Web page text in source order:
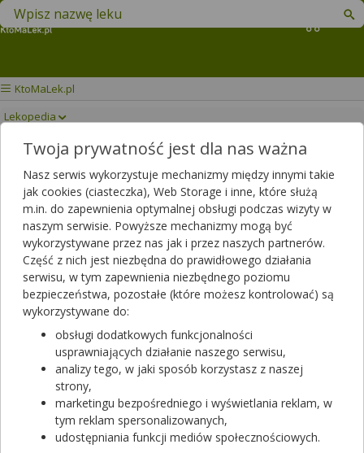
Koszyk
Znajdź lek w swojej okolicy
KtoMaLek.pl
Lekopedia
AUROXETYN Drukuj/Zapisz
Auroxetyn
kapsułki twarde|10 mg| 28 kaps.
lek na receptę|refundowany |Dziecko
Rezerwuj
Twoja prywatność jest dla nas ważna
Nasz serwis wykorzystuje mechanizmy między innymi takie
jak cookies (ciasteczka), Web Storage i inne, które służą
m.in. do zapewnienia optymalnej obsługi podczas wizyty w
naszym serwisie. Powyższe mechanizmy mogą być
wykorzystywane przez nas jak i przez naszych partnerów.
Część z nich jest niezbędna do prawidłowego działania
serwisu, w tym zapewnienia niezbędnego poziomu
bezpieczeństwa, pozostałe (które możesz kontrolować) są
wykorzystywane do:
obsługi dodatkowych funkcjonalności
usprawniających działanie naszego serwisu,
analizy tego, w jaki sposób korzystasz z naszej
strony,
marketingu bezpośredniego i wyświetlania reklam, w
tym reklam spersonalizowanych,
udostępniania funkcji mediów społecznościowych.